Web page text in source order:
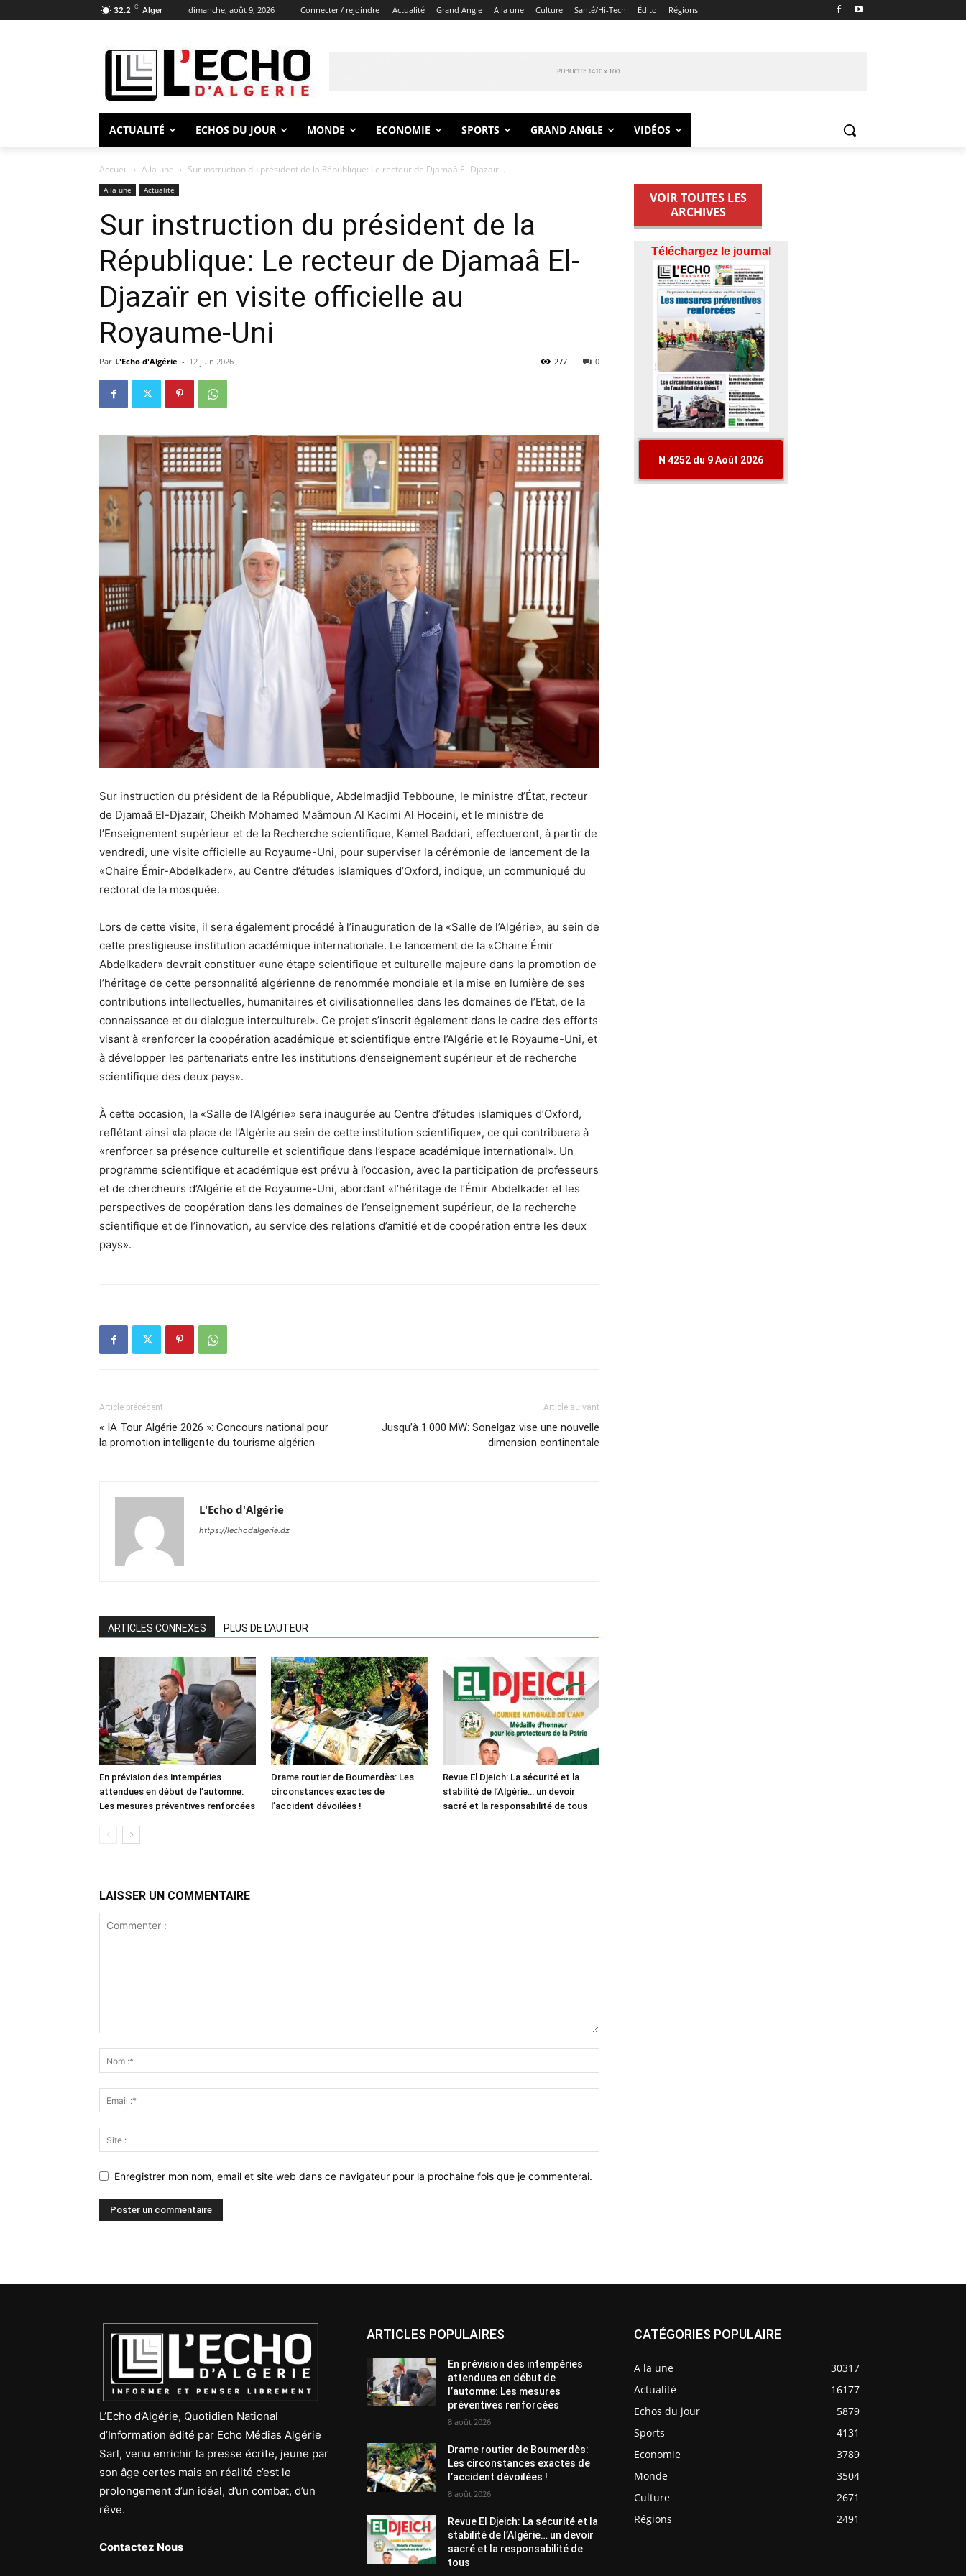
32.2 C Alger dimanche, août 9, 2026 Connecter / rejoindre Actualité Grand Angle A la une Culture Santé/Hi-Tech Édito Régions
ACTUALITÉ ECHOS DU JOUR MONDE ECONOMIE SPORTS GRAND ANGLE VIDÉOS
Accueil A la une Sur instruction du président de la République: Le recteur de Djamaâ El-Djazaïr...
A la une Actualité
Sur instruction du président de la
République: Le recteur de Djamaâ El-
Djazaïr en visite officielle au
Royaume-Uni
Par L'Echo d'Algérie - 12 juin 2026 0
277
Sur instruction du président de la République, Abdelmadjid Tebboune, le ministre d’État, recteur
de Djamaâ El-Djazaïr, Cheikh Mohamed Maâmoun Al Kacimi Al Hoceini, et le ministre de
l’Enseignement supérieur et de la Recherche scientifique, Kamel Baddari, effectueront, à partir de
vendredi, une visite officielle au Royaume-Uni, pour superviser la cérémonie de lancement de la
«Chaire Émir-Abdelkader», au Centre d’études islamiques d’Oxford, indique, un communiqué du
rectorat de la mosquée.
Lors de cette visite, il sera également procédé à l’inauguration de la «Salle de l’Algérie», au sein de
cette prestigieuse institution académique internationale. Le lancement de la «Chaire Émir
Abdelkader» devrait constituer «une étape scientifique et culturelle majeure dans la promotion de
l’héritage de cette personnalité algérienne de renommée mondiale et la mise en lumière de ses
contributions intellectuelles, humanitaires et civilisationnelles dans les domaines de l’Etat, de la
connaissance et du dialogue interculturel». Ce projet s’inscrit également dans le cadre des efforts
visant à «renforcer la coopération académique et scientifique entre l’Algérie et le Royaume-Uni, et
à développer les partenariats entre les institutions d’enseignement supérieur et de recherche
scientifique des deux pays».
À cette occasion, la «Salle de l’Algérie» sera inaugurée au Centre d’études islamiques d’Oxford,
reflétant ainsi «la place de l’Algérie au sein de cette institution scientifique», ce qui contribuera à
«renforcer sa présence culturelle et scientifique dans l’espace académique international». Un
programme scientifique et académique est prévu à l’occasion, avec la participation de professeurs
et de chercheurs d’Algérie et de Royaume-Uni, abordant «l’héritage de l’Émir Abdelkader et les
perspectives de coopération dans les domaines de l’enseignement supérieur, de la recherche
scientifique et de l’innovation, au service des relations d’amitié et de coopération entre les deux
pays».
Article précédent
« IA Tour Algérie 2026 »: Concours national pour
la promotion intelligente du tourisme algérien
Article suivant
Jusqu’à 1.000 MW: Sonelgaz vise une nouvelle
dimension continentale
L'Echo d'Algérie
https://lechodalgerie.dz
ARTICLES CONNEXES PLUS DE L'AUTEUR
En prévision des intempéries
attendues en début de l’automne:
Les mesures préventives renforcées
Drame routier de Boumerdès: Les
circonstances exactes de
l’accident dévoilées !
Revue El Djeich: La sécurité et la
stabilité de l’Algérie… un devoir
sacré et la responsabilité de tous
LAISSER UN COMMENTAIRE
Enregistrer mon nom, email et site web dans ce navigateur pour la prochaine fois que je commenterai.
VOIR TOUTES LES
ARCHIVES
L’Echo d’Algérie, Quotidien National
d’Information édité par Echo Médias Algérie
Sarl, venu enrichir la presse écrite, jeune par
son âge certes mais en réalité c’est le
prolongement d’un idéal, d’un combat, d’un
rêve.
Contactez Nous
ARTICLES POPULAIRES
En prévision des intempéries
attendues en début de
l’automne: Les mesures
préventives renforcées
8 août 2026
Drame routier de Boumerdès:
Les circonstances exactes de
l’accident dévoilées !
8 août 2026
Revue El Djeich: La sécurité et la
stabilité de l’Algérie… un devoir
sacré et la responsabilité de
tous
CATÉGORIES POPULAIRE
A la une
30317
Actualité
16177
Echos du jour
5879
Sports
4131
Economie
3789
Monde
3504
Culture
2671
Régions
2491